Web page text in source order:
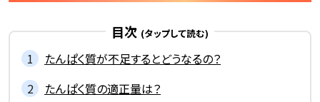
目次
たんぱく質が不足するとどうなるの？
たんぱく質の適正量は？